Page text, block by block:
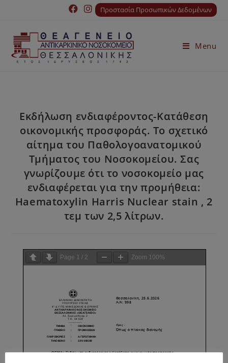
Προστασία Προσωπικών Δεδομένων
Menu
Εκδήλωση ενδιαφέροντος-Κατάθεση
οικονομικής προσφοράς. Το σχετικό
αίτημα του Παθολογοανατομικού
Τμήματος του Νοσοκομείου. Σας
γνωρίζουμε ότι το νοσοκομείο μας
ενδιαφέρεται για την προμήθεια:
Haematoxylin Harris Nuclear stain , 2
τεμ των 2,5 λίτρων.
Page 1 / 2 Zoom 100%